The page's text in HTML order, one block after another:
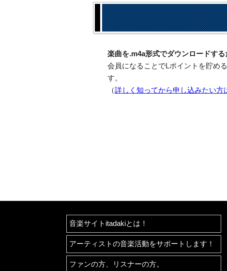
楽曲を.m4a形式でダウンロードす
会員になることでLポイントを貯め
す。
（詳しく知ってから申し込みたい
音楽サイトitadakiとは！
アーティストの音楽活動をサポートします！
ファンの方、リスナーの方。